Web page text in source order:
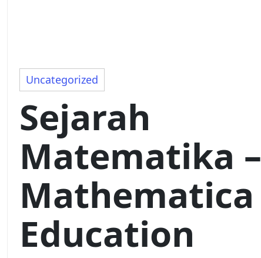
Uncategorized
Sejarah
Matematika –
Mathematica
Education